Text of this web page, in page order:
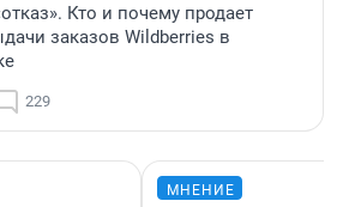
Кто и почему продает
заказов Wildberries в
229
МНЕНИЕ